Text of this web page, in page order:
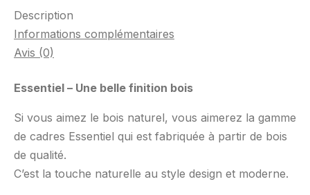
Description
Informations complémentaires
Avis (0)
Essentiel – Une belle finition bois
Si vous aimez le bois naturel, vous aimerez la gamme
de cadres Essentiel qui est fabriquée à partir de bois
de qualité.
C’est la touche naturelle au style design et moderne.